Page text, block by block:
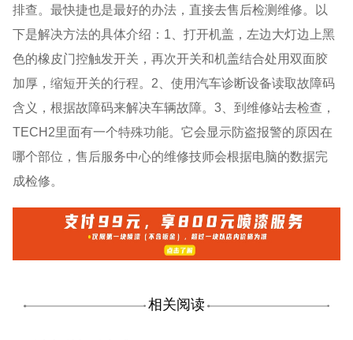
排查。最快捷也是最好的办法，直接去售后检测维修。以
下是解决方法的具体介绍：1、打开机盖，左边大灯边上黑
色的橡皮门控触发开关，再次开关和机盖结合处用双面胶
加厚，缩短开关的行程。2、使用汽车诊断设备读取故障码
含义，根据故障码来解决车辆故障。3、到维修站去检查，
TECH2里面有一个特殊功能。它会显示防盗报警的原因在
哪个部位，售后服务中心的维修技师会根据电脑的数据完
成检修。
相关阅读